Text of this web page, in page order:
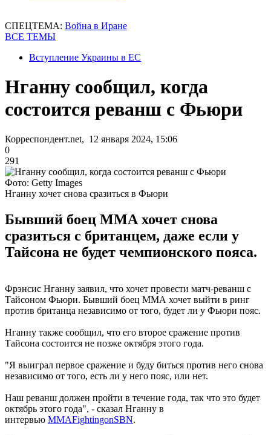
СПЕЦТЕМА: Война в Иране
ВСЕ ТЕМЫ
Вступление Украины в ЕС
Нганну сообщил, когда
состоится реванш с Фьюри
Корреспондент.net, 12 января 2024, 15:06
0
291
Фото: Getty Images
Нганну хочет снова сразиться в Фьюри
Бывший боец ММА хочет снова
сразиться с британцем, даже если у
Тайсона не будет чемпионского пояса.
Фрэнсис Нганну заявил, что хочет провести матч-реванш с
Тайсоном Фьюри. Бывший боец ММА хочет выйти в ринг
против британца независимо от того, будет ли у Фьюри пояс.
Нганну также сообщил, что его второе сражение против
Тайсона состоится не позже октября этого года.
"Я выиграл первое сражение и буду биться против него снова
независимо от того, есть ли у него пояс, или нет.
Наш реванш должен пройти в течение года, так что это будет
октябрь этого года", - сказал Нганну в
интервью MMAFightingonSBN.